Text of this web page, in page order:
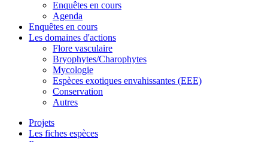
Enquêtes en cours
Agenda
Enquêtes en cours
Les domaines d'actions
Flore vasculaire
Bryophytes/Charophytes
Mycologie
Espèces exotiques envahissantes (EEE)
Conservation
Autres
Projets
Les fiches espèces